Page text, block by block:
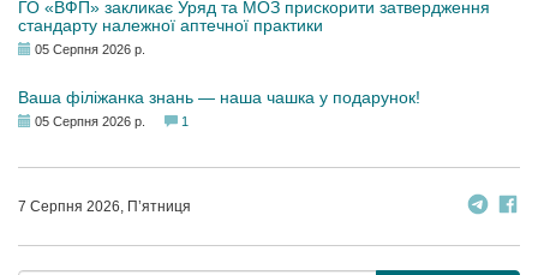
ГО «ВФП» закликає Уряд та МОЗ прискорити затвердження
стандарту належної аптечної практики
05 Серпня 2026 р.
Ваша філіжанка знань — наша чашка у подарунок!
05 Серпня 2026 р. 1
7 Серпня 2026, П’ятниця